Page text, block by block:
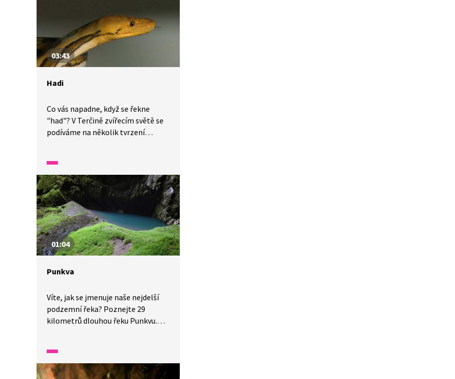
03:43
Hadi
Co vás napadne, když se řekne
"had"? V Terčině zvířecím světě se
podíváme na několik tvrzení
pravdivá a která lze považovat
za čisté mýty.
01:04
Punkva
Víte, jak se jmenuje naše nejdelší
podzemní řeka? Poznejte 29
kilometrů dlouhou řeku Punkvu.
zemi.